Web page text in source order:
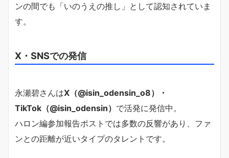
ンの間でも「いのうえの推し」として認知されていま
す。
X・SNSでの発信
永瀬碧さんはX（@isin_odensin_o8）・
TikTok（@isin_odensin） で活発に発信中。
ハロン編参加報告ポストでは多数の反響があり、ファ
ンとの距離が近いタイプのタレントです。